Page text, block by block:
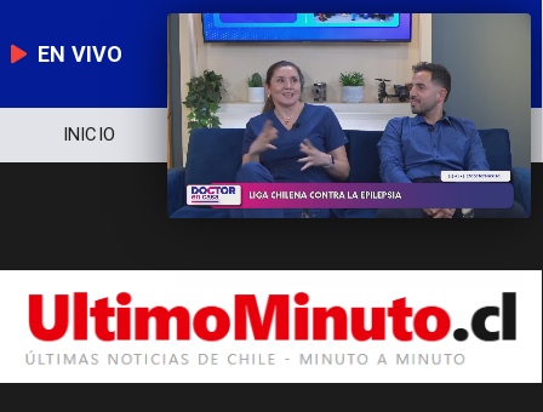
EN VIVO
INICIO NOTICIERO POLÍTICA